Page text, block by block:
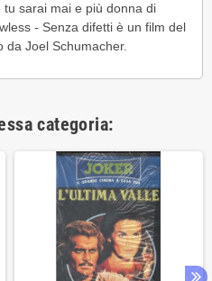
sarai mai e più donna di
- Senza difetti è un film del
Joel Schumacher.
categoria: